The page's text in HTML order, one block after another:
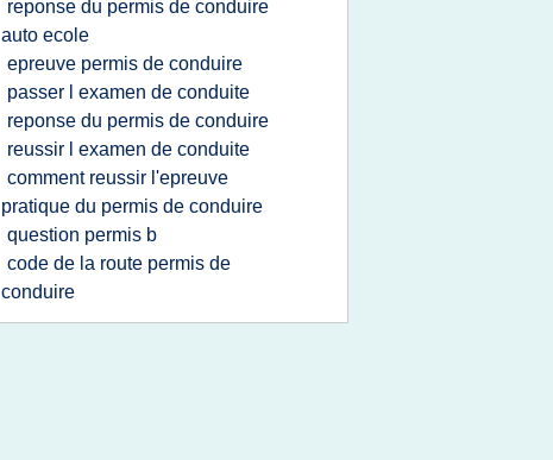
reponse du permis de conduire
auto ecole
epreuve permis de conduire
passer l examen de conduite
reponse du permis de conduire
reussir l examen de conduite
comment reussir l'epreuve
pratique du permis de conduire
question permis b
code de la route permis de
conduire